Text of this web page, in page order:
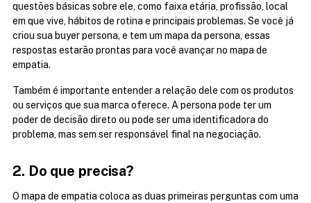
questões básicas sobre ele, como faixa etária, profissão, local
em que vive, hábitos de rotina e principais problemas. Se você já
criou sua buyer persona, e tem um mapa da persona, essas
respostas estarão prontas para você avançar no mapa de
empatia.
Também é importante entender a relação dele com os produtos
ou serviços que sua marca oferece. A persona pode ter um
poder de decisão direto ou pode ser uma identificadora do
problema, mas sem ser responsável final na negociação.
2. Do que precisa?
O mapa de empatia coloca as duas primeiras perguntas com uma